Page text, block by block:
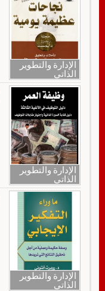
الإدارة والتطوير
الذاتي
الإدارة والتطوير
الذاتي
الإدارة والتطوير
الذاتي